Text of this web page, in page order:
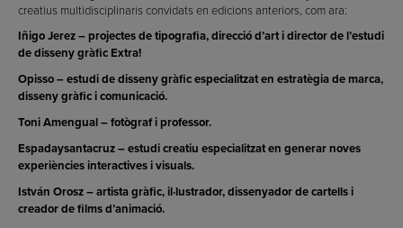
creatius multidisciplinaris convidats en edicions anteriors, com ara:
Iñigo Jerez – projectes de tipografia, direcció d’art i director de l’estudi
de disseny gràfic Extra!
Opisso – estudi de disseny gràfic especialitzat en estratègia de marca,
disseny gràfic i comunicació.
Toni Amengual – fotògraf i professor.
Espadaysantacruz – estudi creatiu especialitzat en generar noves
experiències interactives i visuals.
István Orosz – artista gràfic, il·lustrador, dissenyador de cartells i
creador de films d’animació.